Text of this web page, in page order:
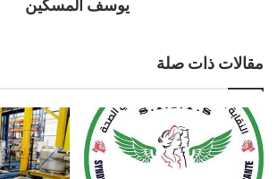
يوسف المسكين
مقالات ذات صلة